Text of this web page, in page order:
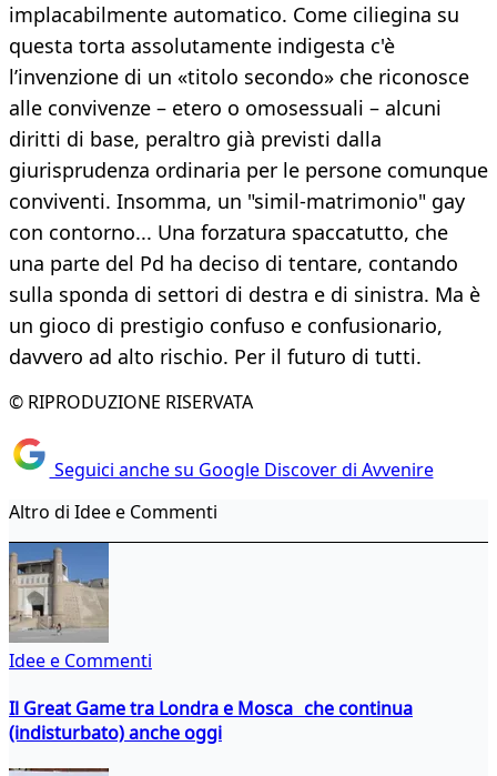
implacabilmente automatico. Come ciliegina su
questa torta assolutamente indigesta c'è
l’invenzione di un «titolo secondo» che riconosce
alle convivenze – etero o omosessuali – alcuni
diritti di base, peraltro già previsti dalla
giurisprudenza ordinaria per le persone comunque
conviventi. Insomma, un "simil-matrimonio" gay
con contorno... Una forzatura spaccatutto, che
una parte del Pd ha deciso di tentare, contando
sulla sponda di settori di destra e di sinistra. Ma è
un gioco di prestigio confuso e confusionario,
davvero ad alto rischio. Per il futuro di tutti.
© RIPRODUZIONE RISERVATA
Seguici anche su Google Discover di Avvenire
Altro di Idee e Commenti
Idee e Commenti
Il Great Game tra Londra e Mosca che continua
(indisturbato) anche oggi